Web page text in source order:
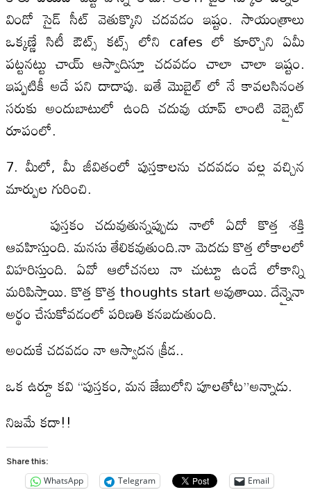
విండో సైడ్ సీట్ వెతుక్కొని చదవడం ఇష్టం. సాయంత్రాలు
ఒక్కణ్ణే సిటీ ఔట్స్ కట్స్ లోని cafes లో కూర్చొని ఏమీ
పట్టనట్టు చాయ్ ఆస్వాదిస్తూ చదవడం చాలా చాలా ఇష్టం.
ఇప్పటికీ అదే పని దాదాపు. ఐతే మొబైల్ లో నే కావలసినంత
సరుకు అందుబాటులో ఉంది చదువు యాప్ లాంటి వెబ్సైట్
రూపంలో.
7. మీలో, మీ జీవితంలో పుస్తకాలను చదవడం వల్ల వచ్చిన
మార్పుల గురించి.
పుస్తకం చదువుతున్నప్పుడు నాలో ఏదో కొత్త శక్తి
ఆవహిస్తుంది. మనసు తేలికవుతుంది.నా మెదడు కొత్త లోకాలలో
విహరిస్తుంది. ఏవో ఆలోచనలు నా చుట్టూ ఉండే లోకాన్ని
మరిపిస్తాయి. కొత్త కొత్త thoughts start అవుతాయి. దేన్నైనా
అర్థం చేసుకోవడంలో పరిణతి కనబడుతుంది.
అందుకే చదవడం నా ఆస్వాదన క్రీడ..
ఒక ఉర్దూ కవి “పుస్తకం, మన జేబులోని పూలతోట”అన్నాడు.
నిజమే కదా!!
Share this:
WhatsApp Telegram
Email